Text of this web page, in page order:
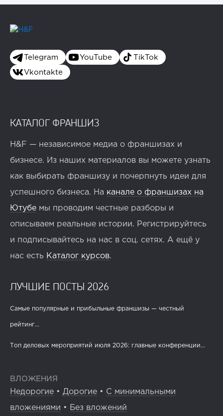
Telegram YouTube TikTok
Vkontakte
КАТАЛОГ ФРАНШИЗ
H&F — независимое медиа о франшизах и
бизнесе. Из наших материалов вы можете узнать
как выбирать франшизу и почерпнуть идеи для
успешного бизнеса. На канале о франшизах на
Ютубе мы проводим честные разборы и
описываем реальные истории. Регистрируйтесь
и подписывайтесь на нас в соц. сетях. А ещё у
нас есть Каталог курсов.
ЛУЧШИЕ ПОСТЫ 2026
Самые популярные и прибыльные франшизы — честный
рейтинг...
Топ деловых мероприятий июля 2026: главные конференции...
ВЛОЖЕНИЯ
Недорогие • Дорогие • С минимальными
вложениями • Без вложений